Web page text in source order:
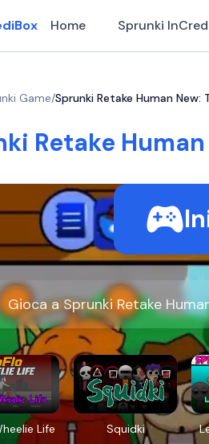
Home Sprunki
Game/Sprunki Retake Human
Retake
Gioca a Sprunki Retake
Life Squidki